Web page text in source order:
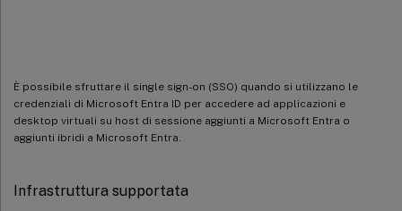
È possibile sfruttare il single sign-on (SSO) quando si utilizzano le
credenziali di Microsoft Entra ID per accedere ad applicazioni e
desktop virtuali su host di sessione aggiunti a Microsoft Entra o
aggiunti ibridi a Microsoft Entra.
Infrastruttura supportata